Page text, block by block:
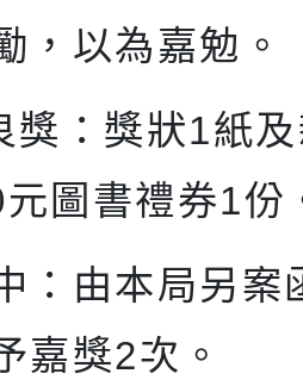
，以為嘉勉。
獎：獎狀1紙
圖書禮券1份
：由本局另案
嘉獎2次。